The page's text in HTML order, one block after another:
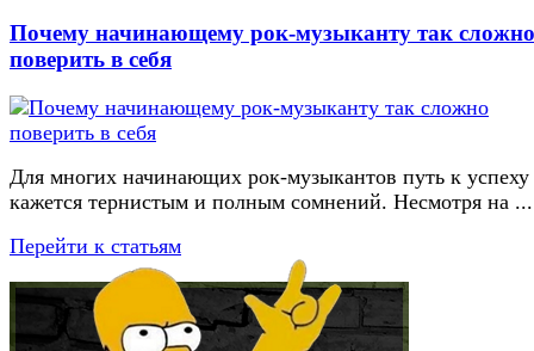
Почему начинающему рок-музыканту так сложно
поверить в себя
Для многих начинающих рок-музыкантов путь к успеху
кажется тернистым и полным сомнений. Несмотря на ...
Перейти к статьям